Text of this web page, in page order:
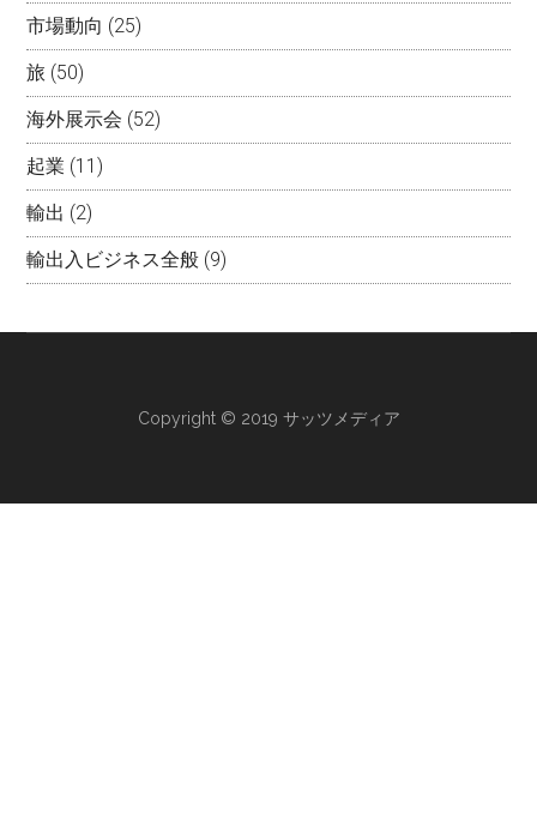
市場動向 (25)
旅 (50)
海外展示会 (52)
起業 (11)
輸出 (2)
輸出入ビジネス全般 (9)
Copyright © 2019 サッツメディア